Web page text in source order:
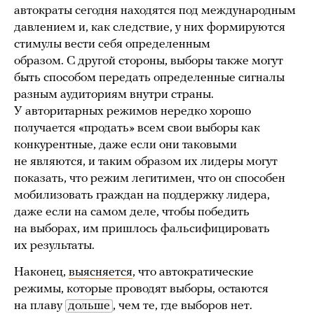
автократы сегодня находятся под международным
давлением и, как следствие, у них формируются
стимулы вести себя определенным
образом. С другой стороны, выборы также могут
быть способом передать определенные сигналы
разным аудиториям внутри страны.
У авторитарных режимов нередко хорошо
получается «продать» всем свои выборы как
конкурентные, даже если они таковыми
не являются, и таким образом их лидеры могут
показать, что режим легитимен, что он способен
мобилизовать граждан на поддержку лидера,
даже если на самом деле, чтобы победить
на выборах, им пришлось фальсифицировать
их результаты.
Наконец, выясняется, что автократические
режимы, которые проводят выборы, остаются
на плаву дольше , чем те, где выборов нет.